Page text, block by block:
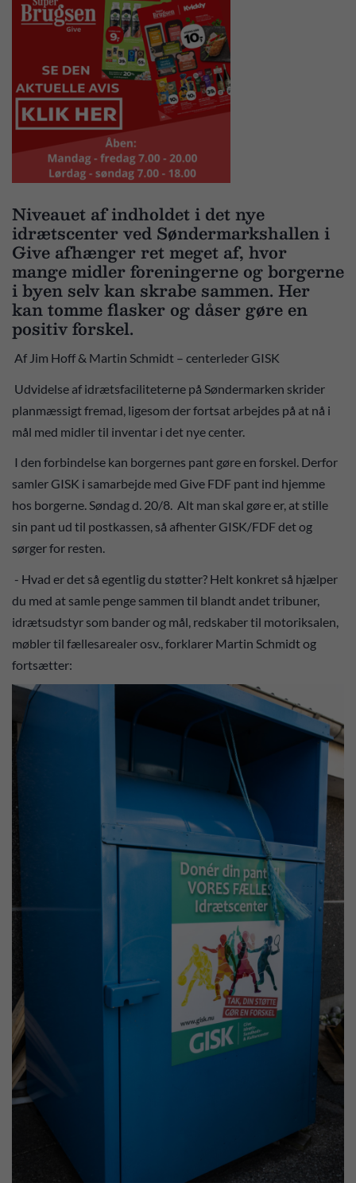
Niveauet af indholdet i det nye
idrætscenter ved Søndermarkshallen i
Give afhænger ret meget af, hvor
mange midler foreningerne og borgerne
i byen selv kan skrabe sammen. Her
kan tomme flasker og dåser gøre en
positiv forskel.
Af Jim Hoff & Martin Schmidt – centerleder GISK
Udvidelse af idrætsfaciliteterne på Søndermarken skrider
planmæssigt fremad, ligesom der fortsat arbejdes på at nå i
mål med midler til inventar i det nye center.
I den forbindelse kan borgernes pant gøre en forskel. Derfor
samler GISK i samarbejde med Give FDF pant ind hjemme
hos borgerne. Søndag d. 20/8. Alt man skal gøre er, at stille
sin pant ud til postkassen, så afhenter GISK/FDF det og
sørger for resten.
- Hvad er det så egentlig du støtter? Helt konkret så hjælper
du med at samle penge sammen til blandt andet tribuner,
idrætsudstyr som bander og mål, redskaber til motoriksalen,
møbler til fællesarealer osv., forklarer Martin Schmidt og
fortsætter: